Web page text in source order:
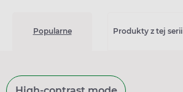
Popularne Produkty z tej serii